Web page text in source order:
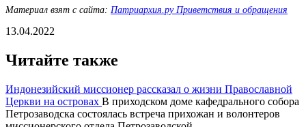
Материал взят с сайта: Патриархия.ру Приветствия и обращения
13.04.2022
Читайте также
Индонезийский миссионер рассказал о жизни Православной
Церкви на островах В приходском доме кафедрального собора
Петрозаводска состоялась встреча прихожан и волонтеров